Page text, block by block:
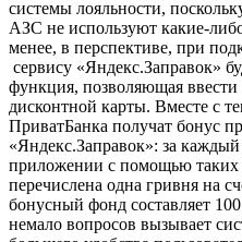
системы лояльности,
АЗС не используют какие-
менее, в перспективе, при
сервису «Яндекс.Заправок»
функция, позволяющая
дисконтной карты. Вместе с
ПриватБанка получат бонус
«Яндекс.Заправок»: за
приложении с помощью таких
перечислена одна гривня на
бонусный фонд составляет
немало вопросов вызывает